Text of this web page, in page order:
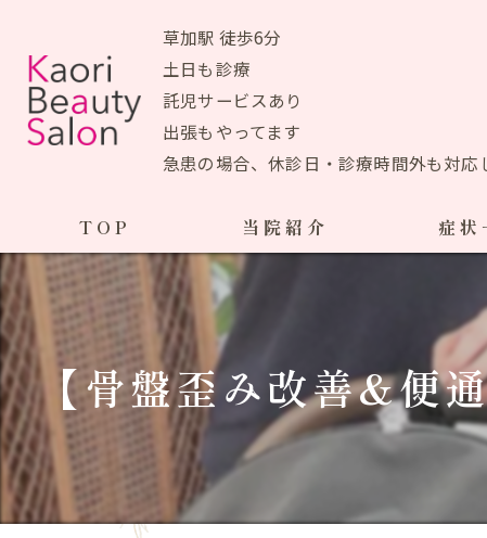
草加駅 徒歩6分
土日も診療
託児サービスあり
出張もやってます
急患の場合、休診日・診療時間外も対応
TOP 当院紹介
当院おすすめメニュー
初めての方へ
アクセスマップ
院長あいさつ
症状
生理痛
ＰＭＳ
ブライ
【骨盤歪み改善&便